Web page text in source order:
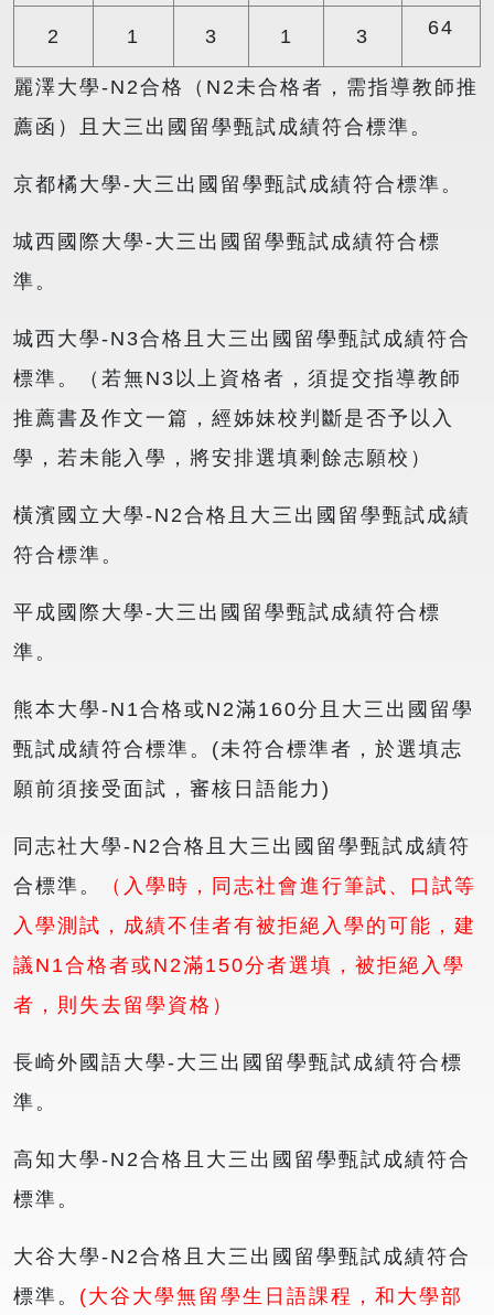
2 1 3 1 3 64
麗澤大學-N2合格（N2未合格者，需指導教師推
薦函）且大三出國留學甄試成績符合標準。
京都橘大學-大三出國留學甄試成績符合標準。
城西國際大學-大三出國留學甄試成績符合標
準。
城西大學-N3合格且大三出國留學甄試成績符合
標準。（若無N3以上資格者，須提交指導教師
推薦書及作文一篇，經姊妹校判斷是否予以入
學，若未能入學，將安排選填剩餘志願校）
橫濱國立大學-N2合格且大三出國留學甄試成績
符合標準。
平成國際大學-大三出國留學甄試成績符合標
準。
熊本大學-N1合格或N2滿160分且大三出國留學
甄試成績符合標準。(未符合標準者，於選填志
願前須接受面試，審核日語能力)
同志社大學-N2合格且大三出國留學甄試成績符
合標準。
（入學時，同志社會進行筆試、口試等
入學測試，成績不佳者有被拒絕入學的可能，建
議N1合格者或N2滿150分者選填，被拒絕入學
者，則失去留學資格）
長崎外國語大學-大三出國留學甄試成績符合標
準。
高知大學-N2合格且大三出國留學甄試成績符合
標準。
大谷大學-N2合格且大三出國留學甄試成績符合
標準。 (大谷大學無留學生日語課程，和大學部